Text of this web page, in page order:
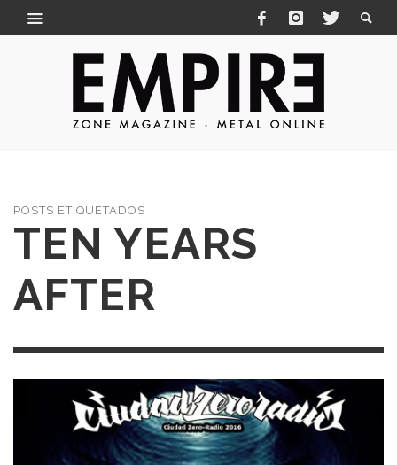
POSTS ETIQUETADOS
TEN YEARS
AFTER